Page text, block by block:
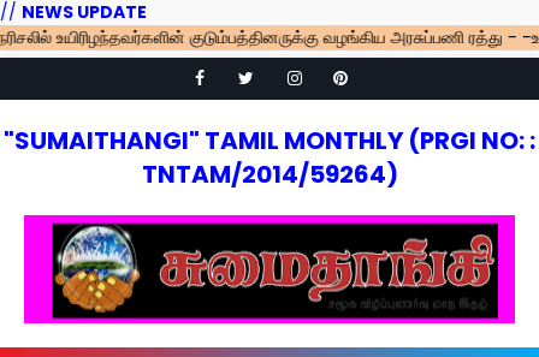
// NEWS UPDATE
குடும்பத்தினருக்கு வழங்கிய அரசுப்பணி ரத்து - -உயர்
"SUMAITHANGI" TAMIL MONTHLY (PRGI NO: :
TNTAM/2014/59264)